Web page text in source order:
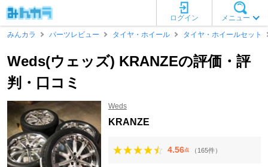
メニュー
ログイン
みんカラ
パーツレビュー タイヤ・ホイール タイヤ・ホイールセット
Weds(ウェッズ) KRANZEの評価・評
判・口コミ
Weds
KRANZE
4.56点 （165件）